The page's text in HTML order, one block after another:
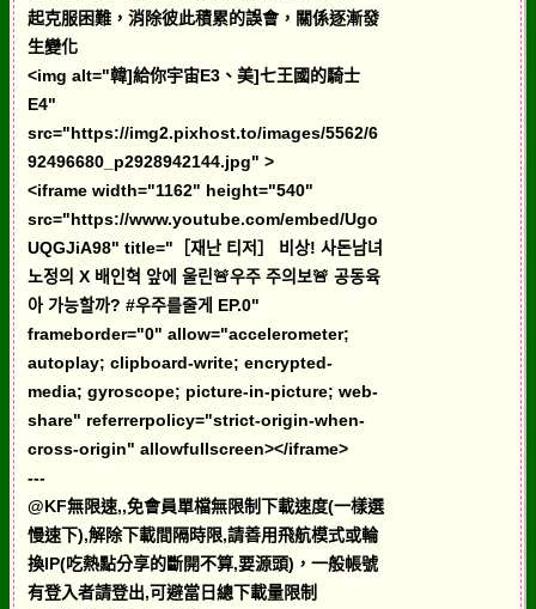
起克服困難，消除彼此積累的誤會，關係逐漸發
生變化
<img alt="韓]給你宇宙E3、美]七王國的騎士
E4"
src="https://img2.pixhost.to/images/5562/6
92496680_p2928942144.jpg" >
<iframe width="1162" height="540"
src="https://www.youtube.com/embed/Ugo
UQGJiA98" title="［재난 티저］ 비상! 사돈남녀
노정의 X 배인혁 앞에 울린🚨우주 주의보🚨 공동육
아 가능할까? #우주를줄게 EP.0"
frameborder="0" allow="accelerometer;
autoplay; clipboard-write; encrypted-
media; gyroscope; picture-in-picture; web-
share" referrerpolicy="strict-origin-when-
cross-origin" allowfullscreen></iframe>
---
@KF無限速,,免會員單檔無限制下載速度(一樣選
慢速下),解除下載間隔時限,請善用飛航模式或輪
換IP(吃熱點分享的斷開不算,要源頭)，一般帳號
有登入者請登出,可避當日總下載量限制